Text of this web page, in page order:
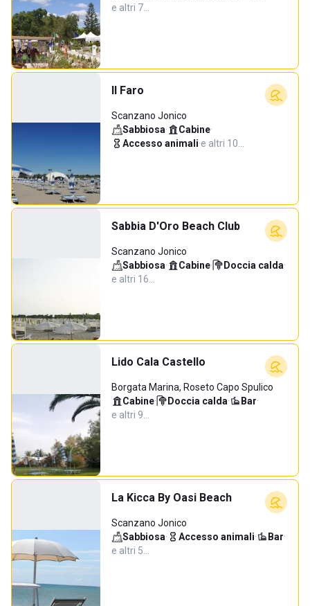
e altri 7…
Il Faro
Scanzano Jonico
Sabbiosa· Cabine·
Accesso animali·e altri 10…
Sabbia D'Oro Beach Club
Scanzano Jonico
Sabbiosa· Cabine· Doccia calda·
e altri 16…
Lido Cala Castello
Borgata Marina, Roseto Capo Spulico
Cabine· Doccia calda· Bar·
e altri 9…
La Kicca By Oasi Beach
Scanzano Jonico
Sabbiosa· Accesso animali· Bar·
e altri 5…